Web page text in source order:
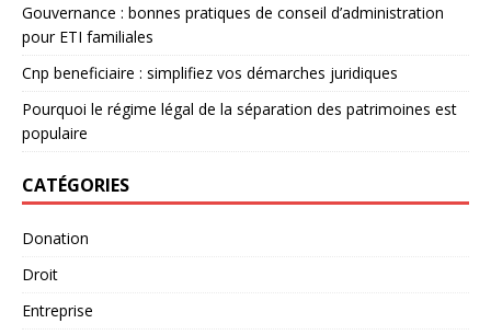
Gouvernance : bonnes pratiques de conseil d’administration
pour ETI familiales
Cnp beneficiaire : simplifiez vos démarches juridiques
Pourquoi le régime légal de la séparation des patrimoines est
populaire
CATÉGORIES
Donation
Droit
Entreprise